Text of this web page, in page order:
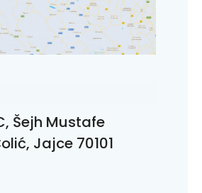
Šejh Mustafe
Jajce 70101